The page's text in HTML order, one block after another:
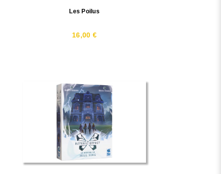
Les Poilus
16,00 €